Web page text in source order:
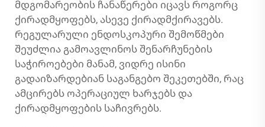
მდგომარეობის ჩანაწერები იცავს როგორც
ქირადმყოფებს, ასევე ქირადმქირავებს.
რეგულარული ენდოსკოპური შემოწმები
შეუძლია გამოავლინოს შენარჩუნების
საჭიროებები მანამ, ვიდრე ისინი
გადაიზარდებიან საგანგებო შეკეთებში, რაც
ამცირებს ოპერაციულ ხარჯებს და
ქირადმყოფების საჩივრებს.